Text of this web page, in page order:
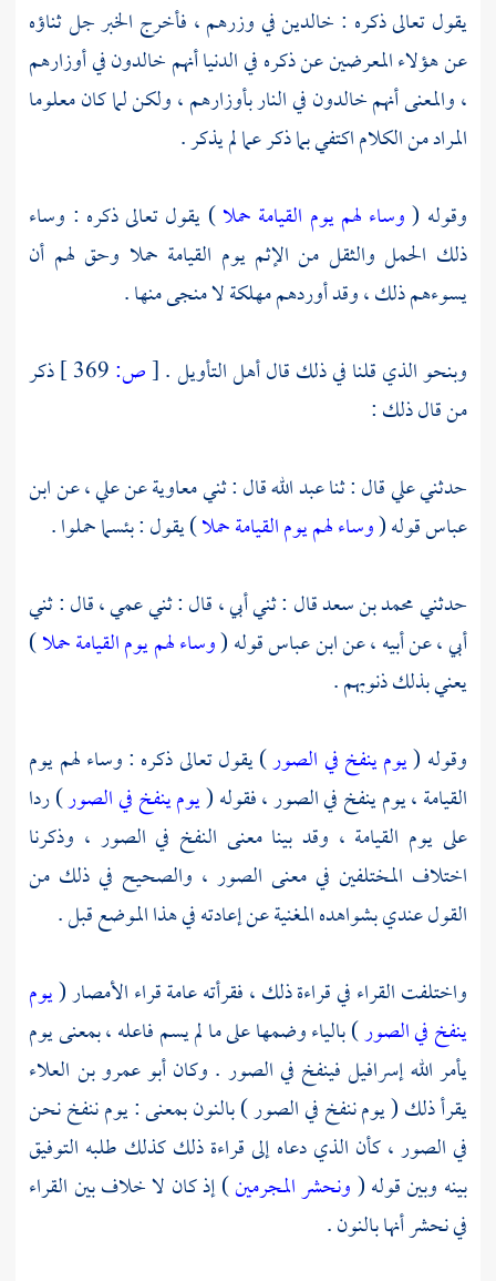
يقول تعالى ذكره : خالدين في وزرهم ، فأخرج الخبر جل ثناؤه
عن هؤلاء المعرضين عن ذكره في الدنيا أنهم خالدون في أوزارهم
، والمعنى أنهم خالدون في النار بأوزارهم ، ولكن لما كان معلوما
المراد من الكلام اكتفي بما ذكر عما لم يذكر .
وقوله (وساء لهم يوم القيامة حملا) يقول تعالى ذكره : وساء
ذلك الحمل والثقل من الإثم يوم القيامة حملا وحق لهم أن
يسوءهم ذلك ، وقد أوردهم مهلكة لا منجى منها .
وبنحو الذي قلنا في ذلك قال أهل التأويل .[ص:
ذكر
من قال ذلك :
حدثنيعليقال : ثناعبد اللهقال : ثنيمعاويةعنعلي، عنابن
عباسقوله (وساء لهم يوم القيامة حملا) يقول : بئسما حملوا .
حدثنيمحمد بن سعدقال : ثني أبي ، قال : ثني عمي ، قال : ثني
أبي ، عن أبيه ، عنابن عباسقوله (وساء لهم يوم القيامة حملا)
يعني بذلك ذنوبهم .
وقوله (يوم ينفخ في الصور) يقول تعالى ذكره : وساء لهم يوم
القيامة ، يوم ينفخ في الصور ، فقوله (يوم ينفخ في الصور) ردا
على يوم القيامة ، وقد بينا معنى النفخ في الصور ، وذكرنا
اختلاف المختلفين في معنى الصور ، والصحيح في ذلك من
القول عندي بشواهده المغنية عن إعادته في هذا الموضع قبل .
واختلفت القراء في قراءة ذلك ، فقرأته عامة قراء الأمصار (يوم
ينفخ في الصور) بالياء وضمها على ما لم يسم فاعله ، بمعنى يوم
يأمر اللهإسرافيلفينفخ في الصور . وكانأبو عمرو بن العلاء
يقرأ ذلك ( يوم ننفخ في الصور ) بالنون بمعنى : يوم ننفخ نحن
في الصور ، كأن الذي دعاه إلى قراءة ذلك كذلك طلبه التوفيق
بينه وبين قوله (ونحشر المجرمين) إذ كان لا خلاف بين القراء
في نحشر أنها بالنون .